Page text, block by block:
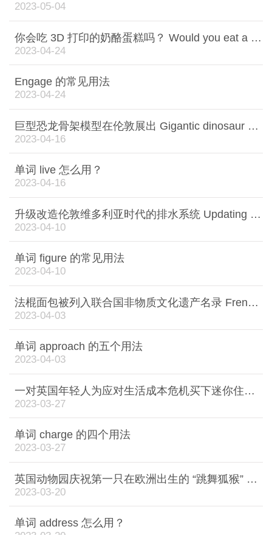
2023-05-04
你会吃 3D 打印的奶酪蛋糕吗？ Would you eat a 3D-printed cheesecake?
2023-04-24
Engage 的常见用法
2023-04-24
巨型恐龙骨架模型在伦敦展出 Gigantic dinosaur skeleton on show in London
2023-04-16
单词 live 怎么用？
2023-04-16
升级改造伦敦维多利亚时代的排水系统 Updating London's Victorian sewage system
2023-04-10
单词 figure 的常见用法
2023-04-10
法棍面包被列入联合国非物质文化遗产名录 French baguette gets Unesco heritage status
2023-04-03
单词 approach 的五个用法
2023-04-03
一对英国年轻人为应对生活成本危机买下迷你住宅 UK couple buy a tiny house to tackle crisis
2023-03-27
单词 charge 的四个用法
2023-03-27
英国动物园庆祝第一只在欧洲出生的 “跳舞狐猴” UK zoo celebrates first 'dancing lemur' born in Europe
2023-03-20
单词 address 怎么用？